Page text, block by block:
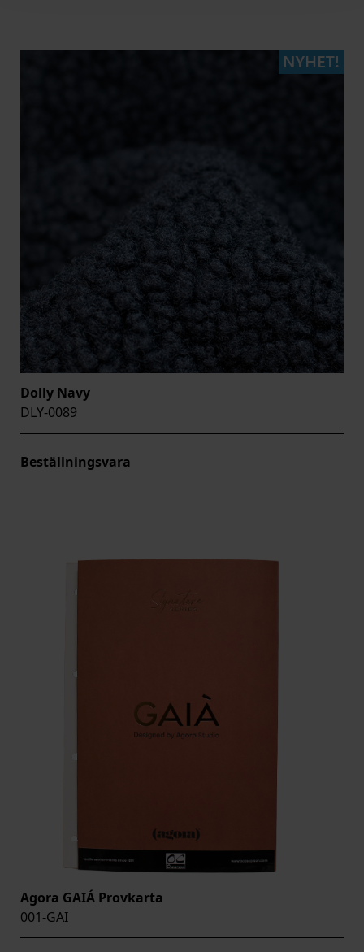
Dolly Navy
DLY-0089
Beställningsvara
Agora GAIÁ Provkarta
001-GAI